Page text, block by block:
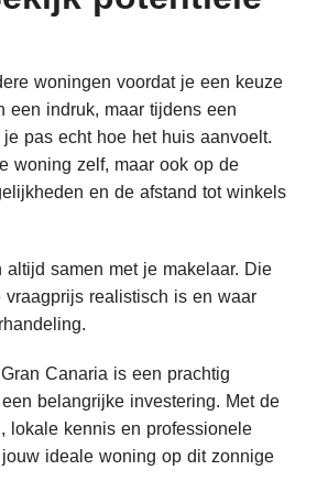
woningen voordat je een keuze
een indruk, maar tijdens een
pas echt hoe het huis aanvoelt.
woning zelf, maar ook op de
en de afstand tot winkels
altijd samen met je makelaar. Die
vraagprijs realistisch is en waar
Canaria is een prachtig
belangrijke investering. Met de
lokale kennis en professionele
ideale woning op dit zonnige